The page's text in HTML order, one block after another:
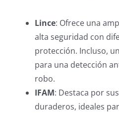
Lince: Ofrece una
alta seguridad con
protección. Incluso,
para una detección
robo.
IFAM: Destaca por
duraderos, ideales